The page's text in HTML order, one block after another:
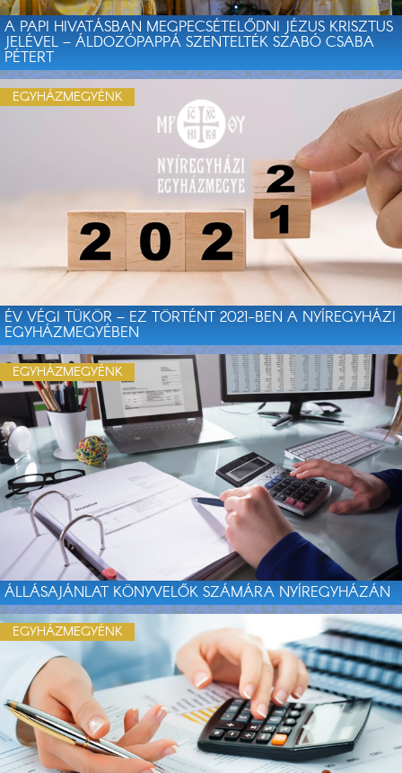
A PAPI HIVATÁSBAN MEGPECSÉTELŐDNI JÉZUS KRISZTUS
JELÉVEL – ÁLDOZÓPAPPÁ SZENTELTÉK SZABÓ CSABA
PÉTERT
ÉV VÉGI TÜKÖR – EZ TÖRTÉNT 2021-BEN A NYÍREGYHÁZI
EGYHÁZMEGYÉBEN
EGYHÁZMEGYÉNK
ÁLLÁSAJÁNLAT KÖNYVELŐK SZÁMÁRA NYÍREGYHÁZÁN
EGYHÁZMEGYÉNK
EGYHÁZMEGYÉNK